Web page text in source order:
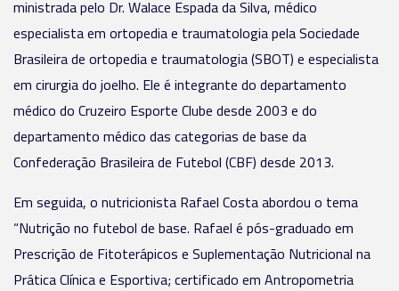
ministrada pelo Dr. Walace Espada da Silva, médico
especialista em ortopedia e traumatologia pela Sociedade
Brasileira de ortopedia e traumatologia (SBOT) e especialista
em cirurgia do joelho. Ele é integrante do departamento
médico do Cruzeiro Esporte Clube desde 2003 e do
departamento médico das categorias de base da
Confederação Brasileira de Futebol (CBF) desde 2013.
Em seguida, o nutricionista Rafael Costa abordou o tema
“Nutrição no futebol de base. Rafael é pós-graduado em
Prescrição de Fitoterápicos e Suplementação Nutricional na
Prática Clínica e Esportiva; certificado em Antropometria